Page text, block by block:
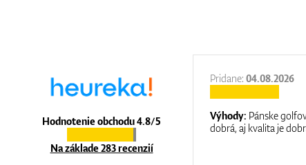
Hodnotenie obchodu 4.8/5
Na základe 283 recenzií
It is a great shop where they help you
Pridane:04.08.2026
Výhody: Pánske
dobrá, aj kvalita je